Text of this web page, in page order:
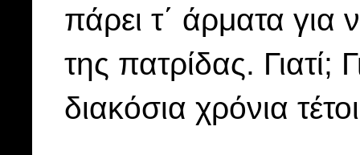
πάρει τ΄ άρματα για
της πατρίδας.
διακόσια χρόνια